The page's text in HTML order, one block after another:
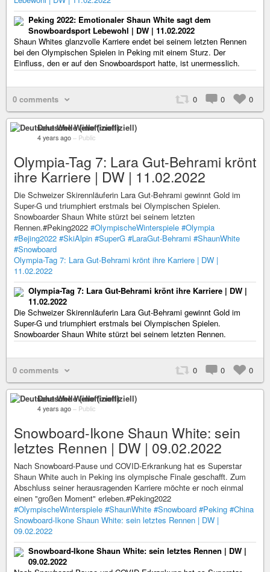
Peking 2022: Emotionaler Shaun White sagt dem
Snowboardsport Lebewohl | DW | 11.02.2022
Shaun Whites glanzvolle Karriere endet bei seinem letzten Rennen
bei den Olympischen Spielen in Peking mit einem Sturz. Der
Einfluss, den er auf den Snowboardsport hatte, ist unermesslich.
0 comments 0 0 0
Deutsche Welle (inoffiziell)
4 years ago – Public
Olympia-Tag 7: Lara Gut-Behrami krönt
ihre Karriere | DW | 11.02.2022
Die Schweizer Skirennläuferin Lara Gut-Behrami gewinnt Gold im
Super-G und triumphiert erstmals bei Olympischen Spielen.
Snowboarder Shaun White stürzt bei seinem letzten
Rennen.#Peking2022 #OlympischeWinterspiele #Olympia
#Bejing2022 #SkiAlpin #SuperG #LaraGut-Behrami #ShaunWhite
#Snowboard
Olympia-Tag 7: Lara Gut-Behrami krönt ihre Karriere | DW |
11.02.2022
Olympia-Tag 7: Lara Gut-Behrami krönt ihre Karriere | DW |
11.02.2022
Die Schweizer Skirennläuferin Lara Gut-Behrami gewinnt Gold im
Super-G und triumphiert erstmals bei Olympischen Spielen.
Snowboarder Shaun White stürzt bei seinem letzten Rennen.
0 comments 0 0 0
Deutsche Welle (inoffiziell)
4 years ago – Public
Snowboard-Ikone Shaun White: sein
letztes Rennen | DW | 09.02.2022
Nach Snowboard-Pause und COVID-Erkrankung hat es Superstar
Shaun White auch in Peking ins olympische Finale geschafft. Zum
Abschluss seiner herausragenden Karriere möchte er noch einmal
einen "großen Moment" erleben.#Peking2022
#OlympischeWinterspiele #ShaunWhite #Snowboard #Peking #China
Snowboard-Ikone Shaun White: sein letztes Rennen | DW |
09.02.2022
Snowboard-Ikone Shaun White: sein letztes Rennen | DW |
09.02.2022